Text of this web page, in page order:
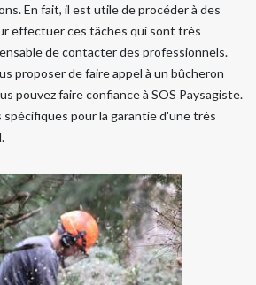
En fait, il est utile de procéder à des
effectuer ces tâches qui sont très
de contacter des professionnels.
proposer de faire appel à un bûcheron
pouvez faire confiance à SOS Paysagiste.
spécifiques pour la garantie d'une très